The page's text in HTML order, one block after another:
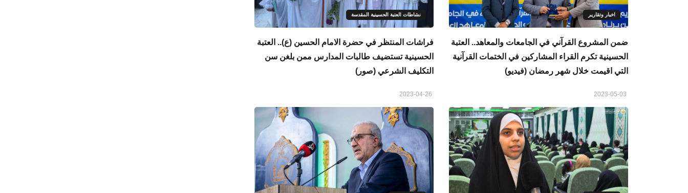
اخبار وتقارير
ضمن المشروع القرآني في الجامعات والمعاهد.. العتبة
الحسينية تكرم القراء المشاركين في الختمات القرآنية
التي اقيمت خلال شهر رمضان (فيديو)
نشاطات العتبة الحسينية المقدسة
فراشات المنتظر في حضرة الامام الحسين (ع).. العتبة
الحسينية تستضيف طالبات المدارس ممن بلغن سن
التكليف الشرعي (صور)